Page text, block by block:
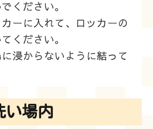
ください。
ーに入れて、ロッカーの
ください。
浸からないように結って
い場内